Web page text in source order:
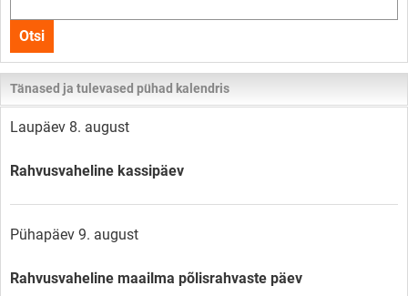
kogu
lehelt
Otsi
Tänased ja tulevased pühad kalendris
Laupäev 8. august
Rahvusvaheline kassipäev
Pühapäev 9. august
Rahvusvaheline maailma põlisrahvaste päev